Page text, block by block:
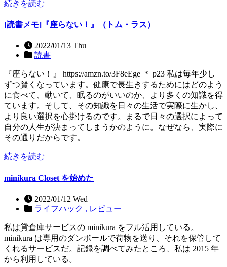
続きを読む
[読書メモ]『座らない！』（トム・ラス）
2022/01/13 Thu
読書
『座らない！』 https://amzn.to/3F8eEge ＊ p23 私は毎年少し
ずつ賢くなっています。健康で長生きするためにはどのよう
に食べて、動いて、眠るのがいいのか、より多くの知識を得
ています。そして、その知識を日々の生活で実際に生かし、
より良い選択を心掛けるのです。まるで日々の選択によって
自分の人生が決まってしまうかのように。なぜなら、実際に
その通りだからです。
続きを読む
minikura Closet を始めた
2022/01/12 Wed
ライフハック , レビュー
私は貸倉庫サービスの minikura をフル活用している。
minikura は専用のダンボールで荷物を送り、それを保管して
くれるサービスだ。記録を調べてみたところ、私は 2015 年
から利用している。